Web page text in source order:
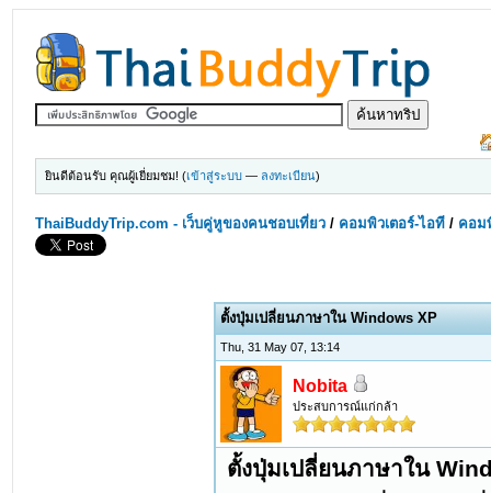
ยินดีต้อนรับ คุณผู้เยี่ยมชม! (เข้าสู่ระบบ — ลงทะเบียน)
ThaiBuddyTrip.com - เว็บคู่หูของคนชอบเที่ยว / คอมพิวเตอร์-ไอที / คอม
ตั้งปุ่มเปลี่ยนภาษาใน Windows XP
Thu, 31 May 07, 13:14
Nobita
ประสบการณ์แก่กล้า
ตั้งปุ่มเปลี่ยนภาษาใน